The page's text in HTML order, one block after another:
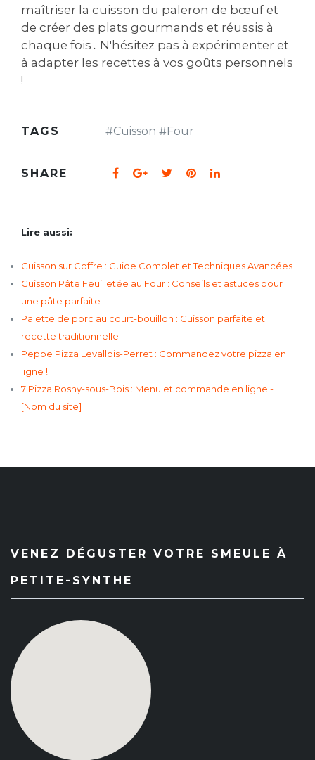
maîtriser la cuisson du paleron de bœuf et
de créer des plats gourmands et réussis à
chaque fois․ N'hésitez pas à expérimenter et
à adapter les recettes à vos goûts personnels
!
TAGS #Cuisson #Four
SHARE
Lire aussi:
Cuisson sur Coffre : Guide Complet et Techniques Avancées
Cuisson Pâte Feuilletée au Four : Conseils et astuces pour
une pâte parfaite
Palette de porc au court-bouillon : Cuisson parfaite et
recette traditionnelle
Peppe Pizza Levallois-Perret : Commandez votre pizza en
ligne !
7 Pizza Rosny-sous-Bois : Menu et commande en ligne -
[Nom du site]
VENEZ DÉGUSTER VOTRE SMEULE À
PETITE-SYNTHE